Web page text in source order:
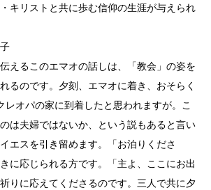
キリストと共に歩む信仰の生涯が与えられ
えるこのエマオの話しは、「教会」の姿を
るのです。夕刻、エマオに着き、おそらく
レオパの家に到着したと思われますが。こ
は夫婦ではないか、という説もあると言い
エスを引き留めます。「お泊りくださ
に応じられる方です。「主よ、ここにお出
りに応えてくださるのです。三人で共に夕